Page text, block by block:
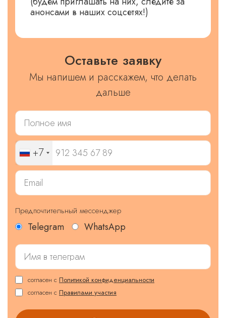
анонсами в наших соцсетях!)
Оставьте заявку
Мы напишем и расскажем, что делать
дальше
+7
Предпочтительный мессенджер
Telegram WhatsApp
согласен с Политикой конфиденциальности
согласен с Правилами участия